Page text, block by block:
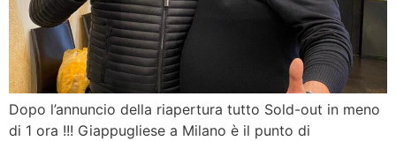
Dopo l’annuncio della riapertura tutto Sold-out in meno
di 1 ora !!! Giappugliese a Milano è il punto di